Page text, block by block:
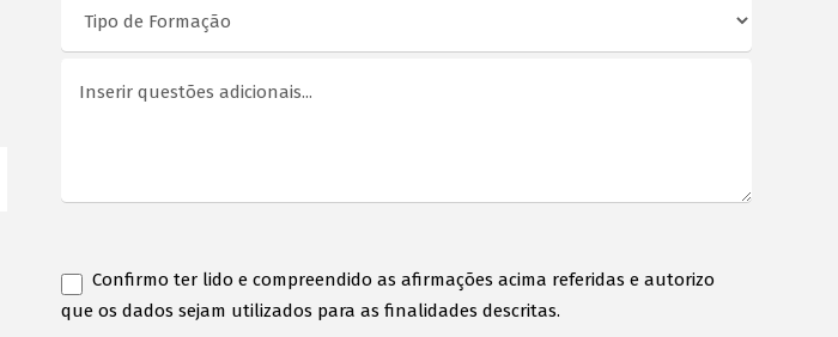
Confirmo ter lido e compreendido as afirmações acima referidas e autorizo
que os dados sejam utilizados para as finalidades descritas.